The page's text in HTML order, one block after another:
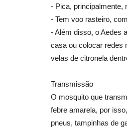
- Pica, principalmente,
- Tem voo rasteiro,
- Além disso, o Aedes
casa ou colocar redes
velas de citronela
Transmissão
O mosquito que
febre amarela, por
pneus, tampinhas de